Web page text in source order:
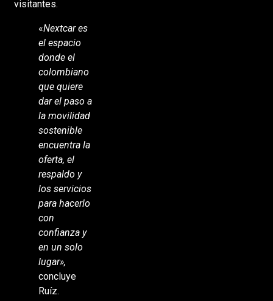
visitantes.
«Nextcar es
el espacio
donde el
colombiano
que quiere
dar el paso a
la movilidad
sostenible
encuentra la
oferta, el
respaldo y
los servicios
para hacerlo
con
confianza y
en un solo
lugar»,
concluye
Ruíz.